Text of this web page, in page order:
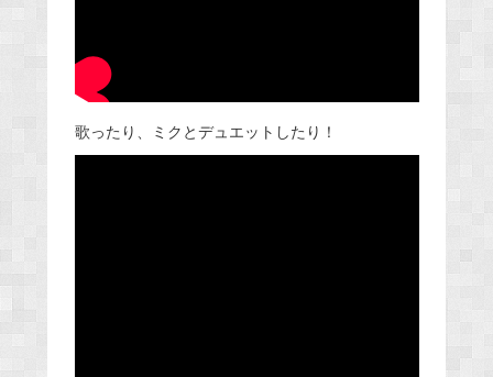
歌ったり、ミクとデュエットしたり！